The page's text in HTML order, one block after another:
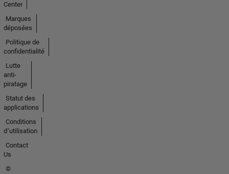
Center
Marques
déposées
Politique de
confidentialité
Lutte
anti-
piratage
Statut des
applications
Conditions
d՚utilisation
Contact
Us
©